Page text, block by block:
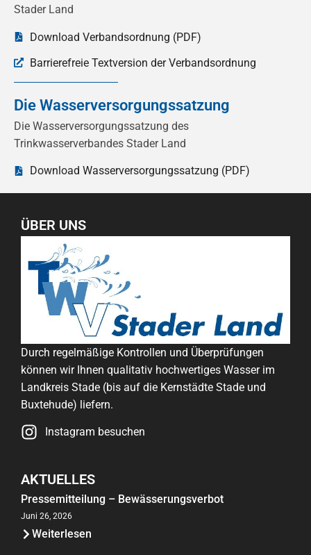
Stader Land
Download Verbandsordnung (PDF)
Barrierefreie Textversion der Verbandsordnung
Die Wasserversorgungssatzung
Die Wasserversorgungssatzung des
Trinkwasserverbandes Stader Land
Download Wasserversorgungssatzung (PDF)
ÜBER UNS
Durch regelmäßige Kontrollen und Überprüfungen
können wir Ihnen qualitativ hochwertiges Wasser im
Landkreis Stade (bis auf die Kernstädte Stade und
Buxtehude) liefern.
Instagram besuchen
AKTUELLES
Pressemitteilung – Bewässerungsverbot
Juni 26, 2026
Weiterlesen